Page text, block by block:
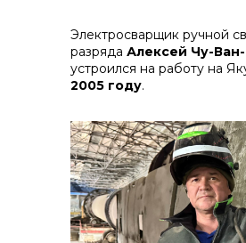
Электросварщик ручной
разряда Алексей Чу-
устроился на работу на
2005 году.